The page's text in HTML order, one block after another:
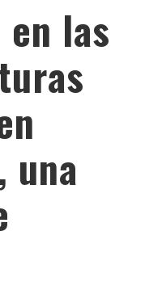
las
una